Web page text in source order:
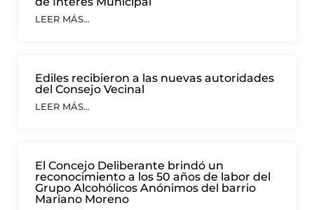
LEER MÁS...
Ediles recibieron a las nuevas autoridades
del Consejo Vecinal
LEER MÁS...
El Concejo Deliberante brindó un
reconocimiento a los 50 años de labor del
Grupo Alcohólicos Anónimos del barrio
Mariano Moreno